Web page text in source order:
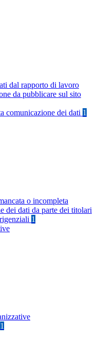
dal rapporto di lavoro
da pubblicare sul sito
comunicazione dei dati 1
o incompleta
dei dati da parte dei titolari
1
1